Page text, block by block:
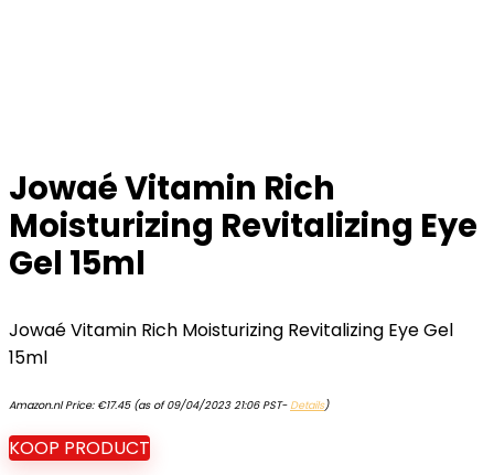
Jowaé Vitamin Rich
Moisturizing Revitalizing Eye
Gel 15ml
Jowaé Vitamin Rich Moisturizing Revitalizing Eye Gel
15ml
Amazon.nl Price: €17.45(as of 09/04/2023 21:06 PST- Details)
KOOP PRODUCT